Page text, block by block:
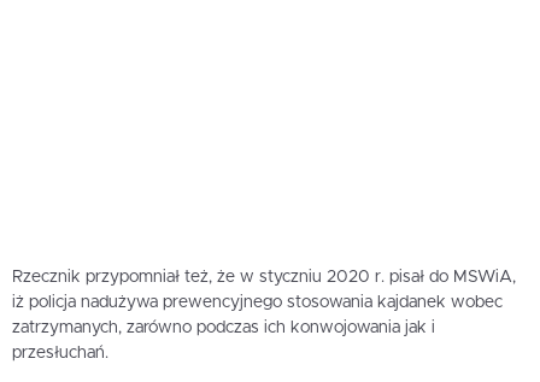
Rzecznik przypomniał też, że w styczniu 2020 r. pisał do MSWiA,
iż policja nadużywa prewencyjnego stosowania kajdanek wobec
zatrzymanych, zarówno podczas ich konwojowania jak i
przesłuchań.